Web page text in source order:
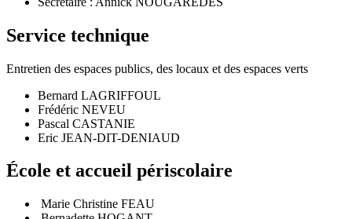
Service technique
Entretien des espaces publics, des locaux et des espaces verts
Bernard LAGRIFFOUL
Frédéric NEVEU
Pascal CASTANIE
Eric JEAN-DIT-DENIAUD
École et accueil périscolaire
Marie Christine FEAU